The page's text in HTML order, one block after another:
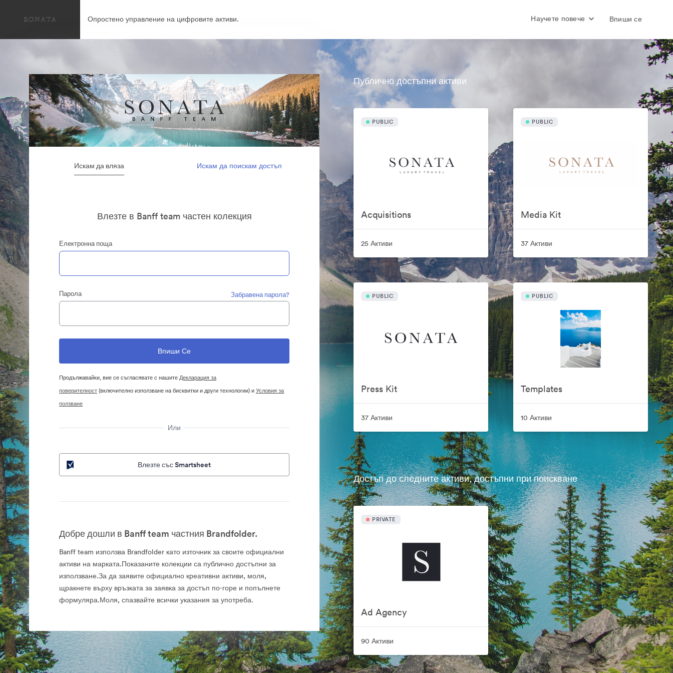
Опростено управление на цифровите активи. Научете повече Впиши се
Искам да вляза Искам да поискам достъп
Влезте в Banff team частен колекция
Електронна поща
Парола Забравена парола?
Продължавайки, вие се съгласявате с нашитеДекларация за
поверителност(включително използване на бисквитки и други технологии) иУсловия за
ползване
Или
Влезте със Smartsheet
Добре дошли в Banff team частния Brandfolder.
Banff team използва Brandfolder като източник за своите официални
активи на марката.Показаните колекции са публично достъпни за
използване.За да заявите официално креативни активи, моля,
щракнете върху връзката за заявка за достъп по-горе и попълнете
формуляра.Моля, спазвайте всички указания за употреба.
Публично достъпни активи
PUBLIC
Acquisitions
25 Активи
PUBLIC
Media Kit
37 Активи
PUBLIC
Press Kit
37 Активи
PUBLIC
Templates
10 Активи
Достъп до следните активи, достъпни при поискване
PRIVATE
Ad Agency
90 Активи